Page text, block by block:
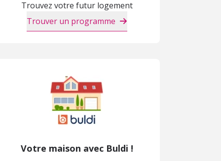
Trouvez votre futur logement
Trouver un programme
Votre maison avec Buldi !